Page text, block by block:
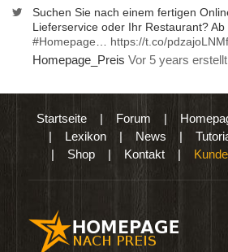
Suchen Sie nach einem fertigen
Lieferservice oder Ihr Restaurant? Ab
#Homepage
https://t.co/pdzajoLNMf
Homepage_Preis Vor 5 years erstellt
Startseite| Forum |
| Lexikon | News |
| Shop | Kontakt |